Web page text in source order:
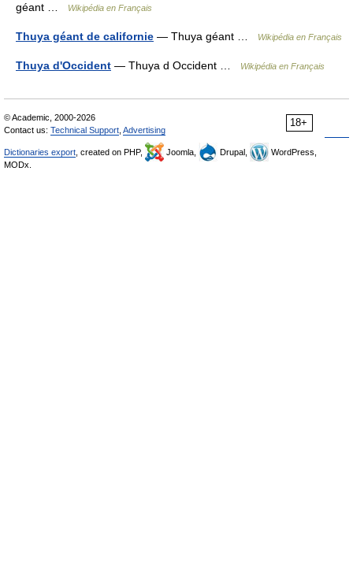
géant …
Wikipédia en Français
Thuya géant de californie — Thuya géant … Wikipédia en Français
Thuya d'Occident — Thuya d Occident … Wikipédia en Français
18+
© Academic, 2000-2026
Contact us: Technical Support Advertising
Dictionaries export , created on PHP, Joomla, Drupal,
WordPress,
MODx.